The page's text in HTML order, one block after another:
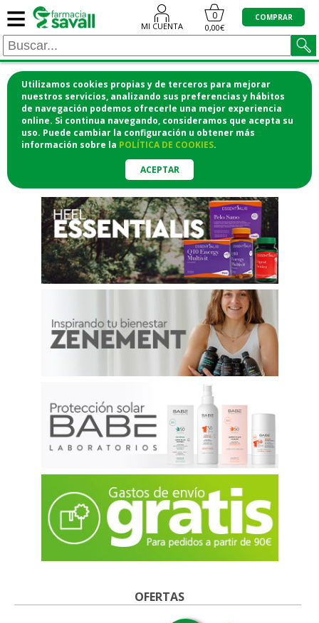
Utilizamos cookies propias y de terceros para mejorar
nuestros servicios, analizando sus preferencias y hábitos
de navegación podemos ofrecerle una mejor experiencia
online. Si continua navegando, consideramos que acepta su
uso. Puede cambiar la configuración u obtener más
información sobre la POLÍTICA DE COOKIES.
ACEPTAR
≡ MI CUENTA
0
0,00€
COMPRAR
¡COMPRA CÓMODAMENTE
DESDE CASA Y RECOGE EN LA
FARMACIA!o si lo prefieres te lo mandamos
a casa
OFERTAS